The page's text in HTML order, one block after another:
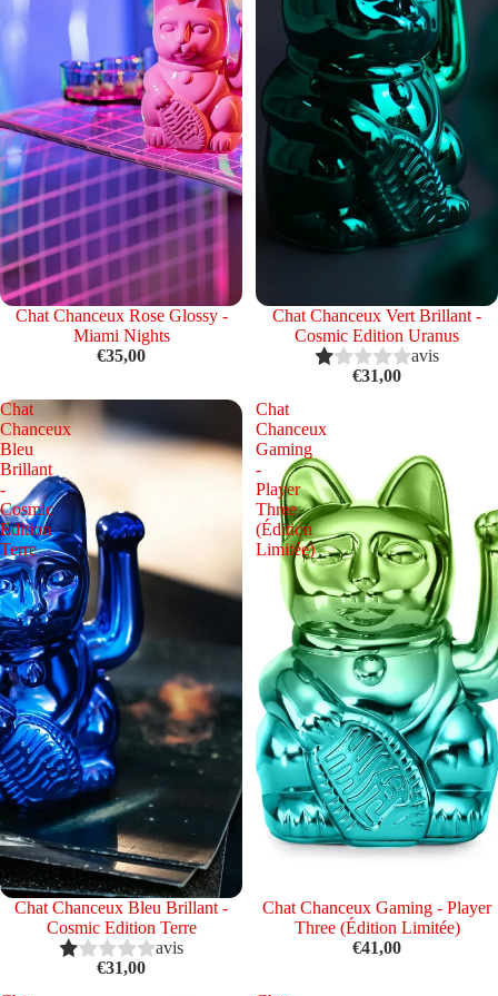
Épuisé
Chat Chanceux Rose Glossy -
Miami Nights
€35,00
Épuisé
Chat Chanceux Vert Brillant -
Cosmic Edition Uranus
avis
€31,00
Chat
Chanceux
Bleu
Brillant
-
Cosmic
Edition
Terre
Chat Chanceux Bleu Brillant -
Cosmic Edition Terre
avis
€31,00
Chat
Chanceux
Gaming
-
Player
Three
(Édition
Limitée)
Chat Chanceux Gaming - Player
Three (Édition Limitée)
€41,00